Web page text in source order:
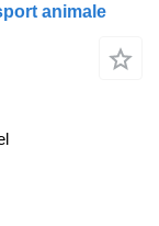
animale